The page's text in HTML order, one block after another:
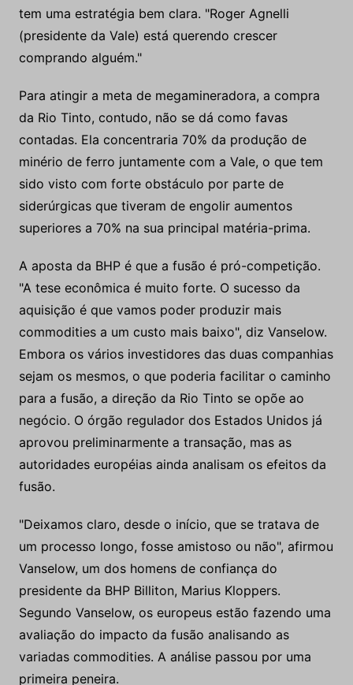
tem uma estratégia bem clara. "Roger Agnelli
(presidente da Vale) está querendo crescer
comprando alguém."
Para atingir a meta de megamineradora, a compra
da Rio Tinto, contudo, não se dá como favas
contadas. Ela concentraria 70% da produção de
minério de ferro juntamente com a Vale, o que tem
sido visto com forte obstáculo por parte de
siderúrgicas que tiveram de engolir aumentos
superiores a 70% na sua principal matéria-prima.
A aposta da BHP é que a fusão é pró-competição.
"A tese econômica é muito forte. O sucesso da
aquisição é que vamos poder produzir mais
commodities a um custo mais baixo", diz Vanselow.
Embora os vários investidores das duas companhias
sejam os mesmos, o que poderia facilitar o caminho
para a fusão, a direção da Rio Tinto se opõe ao
negócio. O órgão regulador dos Estados Unidos já
aprovou preliminarmente a transação, mas as
autoridades européias ainda analisam os efeitos da
fusão.
"Deixamos claro, desde o início, que se tratava de
um processo longo, fosse amistoso ou não", afirmou
Vanselow, um dos homens de confiança do
presidente da BHP Billiton, Marius Kloppers.
Segundo Vanselow, os europeus estão fazendo uma
avaliação do impacto da fusão analisando as
variadas commodities. A análise passou por uma
primeira peneira.